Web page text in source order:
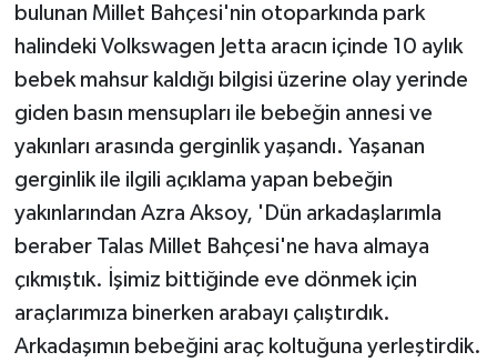
bulunan Millet Bahçesi'nin otoparkında park
halindeki Volkswagen Jetta aracın içinde 10 aylık
bebek mahsur kaldığı bilgisi üzerine olay yerinde
giden basın mensupları ile bebeğin annesi ve
yakınları arasında gerginlik yaşandı. Yaşanan
gerginlik ile ilgili açıklama yapan bebeğin
yakınlarından Azra Aksoy, 'Dün arkadaşlarımla
beraber Talas Millet Bahçesi'ne hava almaya
çıkmıştık. İşimiz bittiğinde eve dönmek için
araçlarımıza binerken arabayı çalıştırdık.
Arkadaşımın bebeğini araç koltuğuna yerleştirdik.